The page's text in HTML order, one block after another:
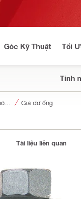
Góc Kỹ Thuật Tối
Tính
Giá đỡ ống
Tài liệu liên quan